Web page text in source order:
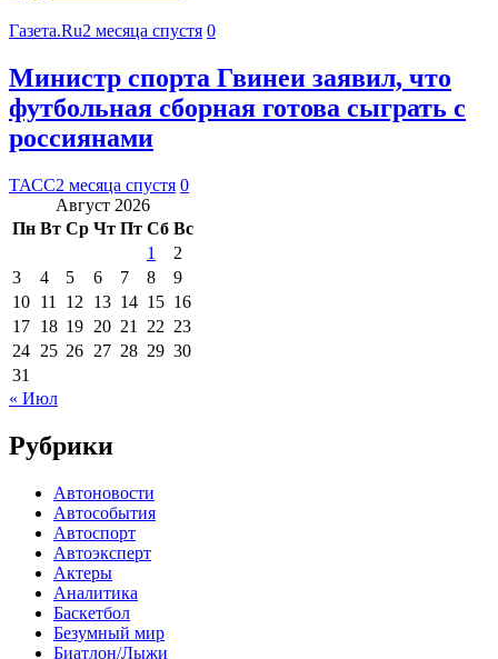
Газета.Ru2 месяца спустя 0
Министр спорта Гвинеи заявил, что
футбольная сборная готова сыграть с
россиянами
ТАСС2 месяца спустя 0
Август 2026
Пн Вт Ср Чт Пт Сб Вс
1
2
3
4 5 6 7 8
9
10 11 12 13 14 15 16
17 18 19 20 21 22 23
24 25 26 27 28 29 30
31
« Июл
Рубрики
Автоновости
Автособытия
Автоспорт
Автоэксперт
Актеры
Аналитика
Баскетбол
Безумный мир
Биатлон/Лыжи